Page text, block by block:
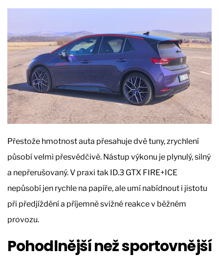
Přestože hmotnost auta přesahuje dvě tuny, zrychlení
působí velmi přesvědčivě. Nástup výkonu je plynulý, silný
a nepřerušovaný. V praxi tak ID.3 GTX FIRE+ICE
nepůsobí jen rychle na papíře, ale umí nabídnout i jistotu
při předjíždění a příjemně svižné reakce v běžném
provozu.
Pohodlnější než sportovnější